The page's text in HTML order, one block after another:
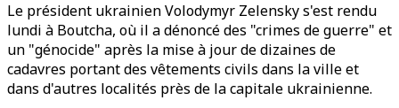
Le président ukrainien Volodymyr Zelensky s'est rendu
lundi à Boutcha, où il a dénoncé des "crimes de guerre" et
un "génocide" après la mise à jour de dizaines de
cadavres portant des vêtements civils dans la ville et
dans d'autres localités près de la capitale ukrainienne.